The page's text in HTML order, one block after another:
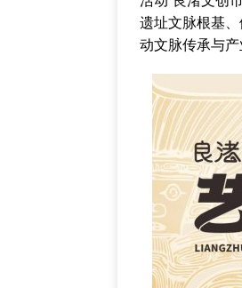
遗址文脉根基
动文脉传承与产